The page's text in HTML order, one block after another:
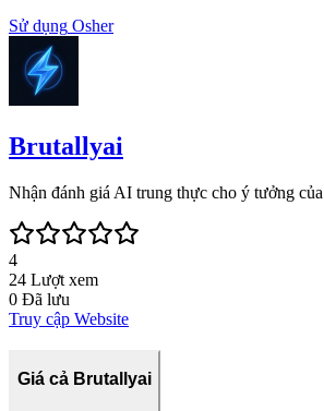
Sử dụng Osher
Brutallyai
Nhận đánh giá AI trung thực cho ý tưởng
4
24 Lượt xem
0 Đã lưu
Truy cập Website
Giá cả Brutallyai